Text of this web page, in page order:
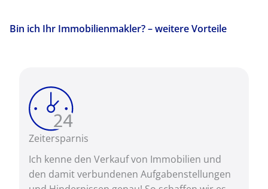
Bin ich Ihr Immobilienmakler? – weitere Vorteile
Zeitersparnis
Ich kenne den Verkauf von Immobilien und
den damit verbundenen Aufgabenstellungen